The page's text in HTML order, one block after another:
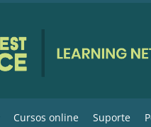
Cursos online Suporte